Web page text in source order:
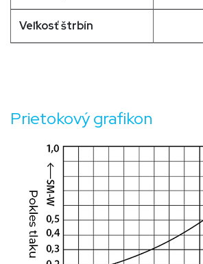
Veľkosť štrbín
Prietokový grafikon